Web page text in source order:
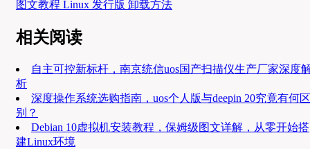
图文教程 Linux 发行版 卸载方法
相关阅读
自主可控新标杆，南京统信uos国产扫描仪生产厂家深度
析
深度操作系统选购指南，uos个人版与deepin 20究竟有何区
别？
Debian 10虚拟机安装教程，保姆级图文详解，从零开始搭
建Linux环境